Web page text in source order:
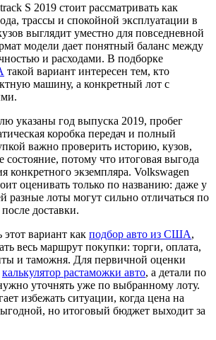
S 2019 стоит рассматривать как
трассы и спокойной эксплуатации в
выглядит уместно для повседневной
модели дает понятный баланс между
и расходами. В подборке
такой вариант интересен тем, кто
машину, а конкретный лот с
указаны год выпуска 2019, пробег
коробка передач и полный
важно проверить историю, кузов,
состояние, потому что итоговая выгода
конкретного экземпляра. Volkswagen
оценивать только по названию: даже у
разные лоты могут сильно отличаться по
доставки.
этот вариант как подбор авто из США,
весь маршрут покупки: торги, оплата,
и таможня. Для первичной оценки
калькулятор растаможки авто, а детали по
уточнять уже по выбранному лоту.
избежать ситуации, когда цена на
но итоговый бюджет выходит за